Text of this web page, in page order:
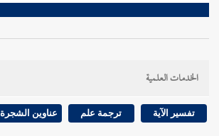
الخدمات العلمية
تفسير الآية ترجمة علم عناوين الشجرة